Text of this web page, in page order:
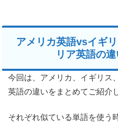
アメリカ英語vsイギ
リア英語の
今回は、アメリカ、イギリス
英語の違いをまとめてご紹介
それぞれ似ている単語を使う